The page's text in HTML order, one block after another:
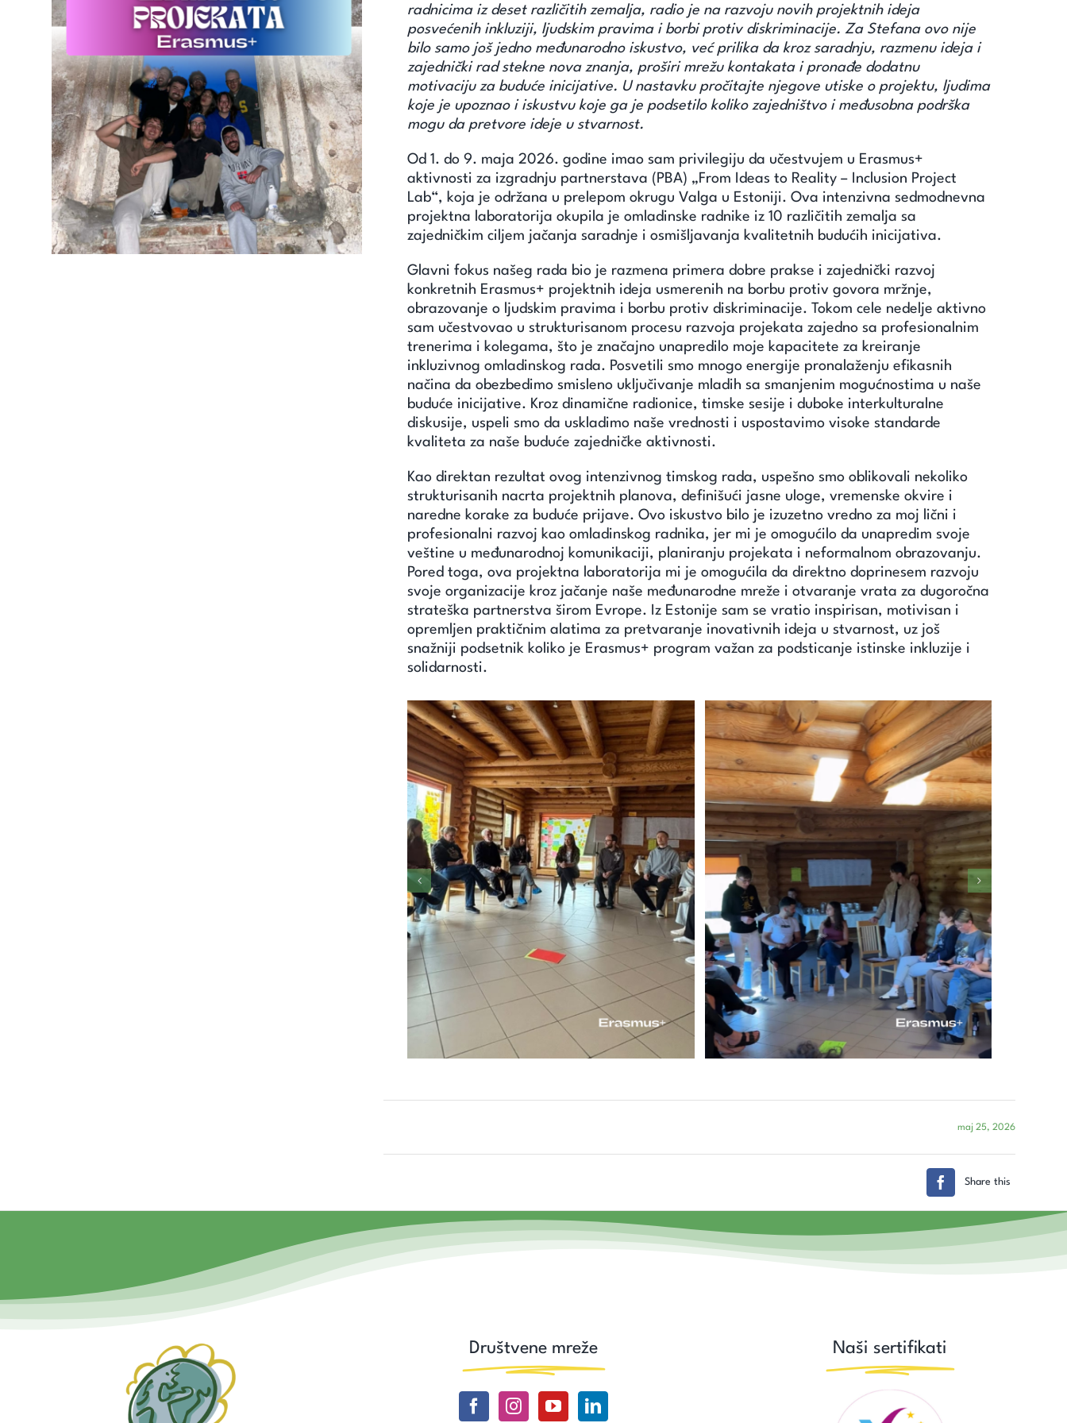
radnicima iz deset različitih zemalja, radio je na razvoju novih projektnih ideja
posvećenih inkluziji, ljudskim pravima i borbi protiv diskriminacije. Za Stefana ovo nije
bilo samo još jedno međunarodno iskustvo, već prilika da kroz saradnju, razmenu ideja i
zajednički rad stekne nova znanja, proširi mrežu kontakata i pronađe dodatnu
motivaciju za buduće inicijative. U nastavku pročitajte njegove utiske o projektu, ljudima
koje je upoznao i iskustvu koje ga je podsetilo koliko zajedništvo i međusobna podrška
mogu da pretvore ideje u stvarnost.
Od 1. do 9. maja 2026. godine imao sam privilegiju da učestvujem u Erasmus+
aktivnosti za izgradnju partnerstava (PBA) „From Ideas to Reality – Inclusion Project
Lab“, koja je održana u prelepom okrugu Valga u Estoniji. Ova intenzivna sedmodnevna
projektna laboratorija okupila je omladinske radnike iz 10 različitih zemalja sa
zajedničkim ciljem jačanja saradnje i osmišljavanja kvalitetnih budućih inicijativa.
Glavni fokus našeg rada bio je razmena primera dobre prakse i zajednički razvoj
konkretnih Erasmus+ projektnih ideja usmerenih na borbu protiv govora mržnje,
obrazovanje o ljudskim pravima i borbu protiv diskriminacije. Tokom cele nedelje aktivno
sam učestvovao u strukturisanom procesu razvoja projekata zajedno sa profesionalnim
trenerima i kolegama, što je značajno unapredilo moje kapacitete za kreiranje
inkluzivnog omladinskog rada. Posvetili smo mnogo energije pronalaženju efikasnih
načina da obezbedimo smisleno uključivanje mladih sa smanjenim mogućnostima u naše
buduće inicijative. Kroz dinamične radionice, timske sesije i duboke interkulturalne
diskusije, uspeli smo da uskladimo naše vrednosti i uspostavimo visoke standarde
kvaliteta za naše buduće zajedničke aktivnosti.
Kao direktan rezultat ovog intenzivnog timskog rada, uspešno smo oblikovali nekoliko
strukturisanih nacrta projektnih planova, definišući jasne uloge, vremenske okvire i
naredne korake za buduće prijave. Ovo iskustvo bilo je izuzetno vredno za moj lični i
profesionalni razvoj kao omladinskog radnika, jer mi je omogućilo da unapredim svoje
veštine u međunarodnoj komunikaciji, planiranju projekata i neformalnom obrazovanju.
Pored toga, ova projektna laboratorija mi je omogućila da direktno doprinesem razvoju
svoje organizacije kroz jačanje naše međunarodne mreže i otvaranje vrata za dugoročna
strateška partnerstva širom Evrope. Iz Estonije sam se vratio inspirisan, motivisan i
opremljen praktičnim alatima za pretvaranje inovativnih ideja u stvarnost, uz još
snažniji podsetnik koliko je Erasmus+ program važan za podsticanje istinske inkluzije i
solidarnosti.
maj 25, 2026
Share this
Društvene mreže Naši sertifikati